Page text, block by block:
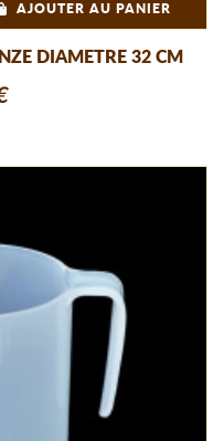
AJOUTER AU PANIER
DIAMETRE 32 CM